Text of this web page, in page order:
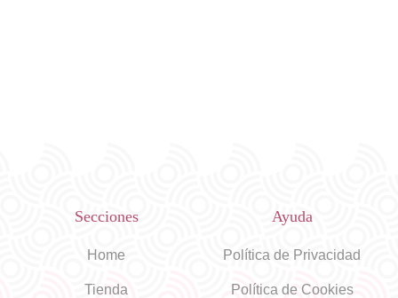
Secciones
Home
Tienda
Ayuda
Política de Privacidad
Política de Cookies